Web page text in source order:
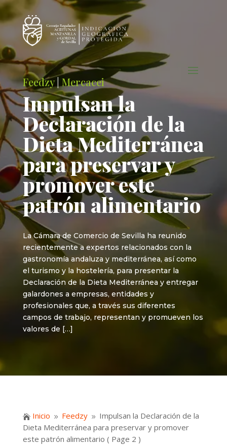
Feedzy| Mercacei
Impulsan la
Declaración de la
Dieta Mediterránea
para preservar y
promover este
patrón alimentario
La Cámara de Comercio de Sevilla ha reunido
recientemente a expertos relacionados con la
gastronomía andaluza y mediterránea, así como
el turismo y la hostelería, para presentar la
Declaración de la Dieta Mediterránea y entregar
galardones a empresas, entidades y
profesionales que, a través sus diferentes
campos de trabajo, representan y promueven los
valores de […]
 Inicio 9 Feedzy 9 Impulsan la Declaración de la
Dieta Mediterránea para preservar y promover
este patrón alimentario ( Page 2 )